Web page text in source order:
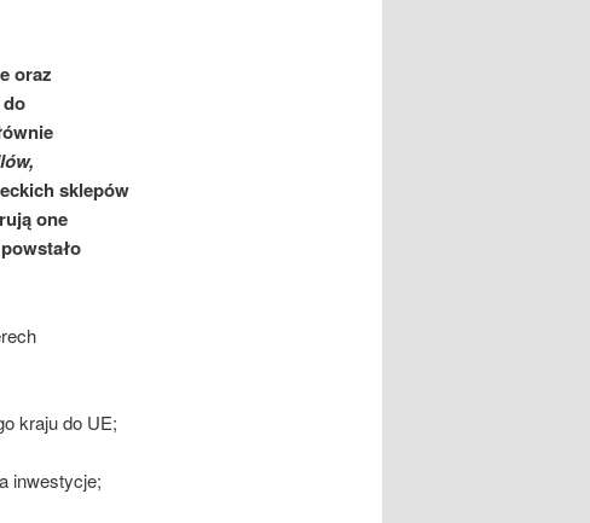
oraz
sklepów
one
kraju do UE;
inwestycje;